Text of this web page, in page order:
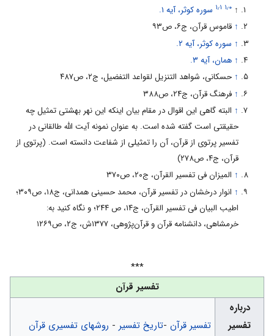
↑۱٫۰ ۱٫۱ سوره کوثر، آیه ۱.
↑ قاموس قرآن، ج۶، ص۹۳
↑ سوره کوثر، آیه ۲.
↑ همان، آیه ۳.
↑ حسکانی، شواهد التنزیل لقواعد التفضیل، ج‏۲، ص۴۸۷
↑ فرهنگ قرآن، ج۲۴، ص۳۸۸
↑ البته گاهی این اقوال در مقام بیان اینکه این نهر بهشتی تمثیل چه
حقیقتی است گفته شده است. به عنوان نمونه آیت الله طالقانی در
تفسیر پرتوی از قرآن، آن را تمثیلی از شفاعت دانسته است. (پرتوى از
قرآن، ج‏۴، ص۲۷۸)
↑ المیزان فی تفسیر القرآن، ج‏۲۰، ص۳۷۰
↑
انوار درخشان در تفسیر قرآن، محمد حسینى همدانى، ج‏۱۸، ص۳۰۹؛
اطیب البیان فى تفسیر القرآن، ج‏۱۴، ص ۲۴۴؛ و نگاه کنید به:
خرمشاهی، دانشنامه قرآن و قرآن‌پژوهی، ۱۳۷۷ش، ج۲، ص۱۲۶۹
***
تفسیر قرآن
درباره
تفسیر
تفسیر قرآن-تاریخ تفسیر- روشهای تفسیری قرآن